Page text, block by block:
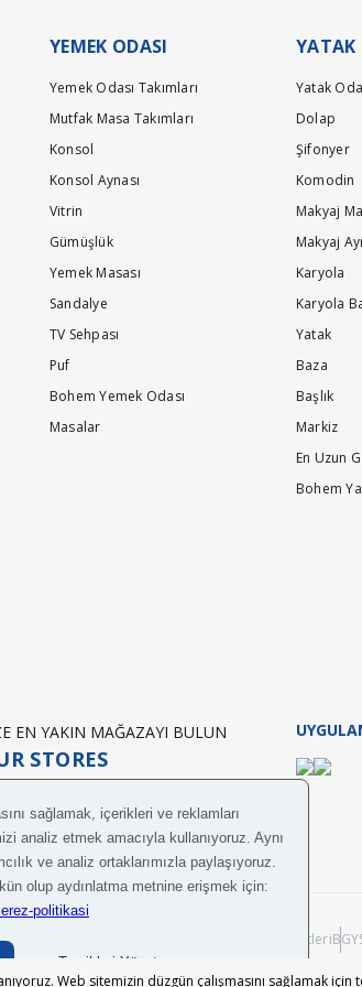
Web sitemizin düzgün çalışmasını sağlamak
konsol-ayna linkinden ulaşabilirsiniz.İyi günler dileriz.
diğer parçalarımız suntalam malzemeden
Mesela büyük bir akvaryumu
üretilmemiştir.Akvaryum gibi malzemeler,kendisi için
YEMEK ODASI
Yemek Odası Takımları
Mutfak Masa Takımları
Konsol
Konsol Aynası
Vitrin
Gümüşlük
Yemek Masası
Sandalye
TV Sehpası
Puf
Bohem Yemek Odası
Masalar
YATAK
Yatak
Dolap
Şifonyer
Komodin
Makyaj
Makyaj
Karyola
Karyola
Yatak
Baza
Başlık
Markiz
En Uzun
Bohem
EN YAKIN MAĞAZAYI BULUN
STORES
Mobilya A.Ş. Bilgi Toplumu Hizmetleri